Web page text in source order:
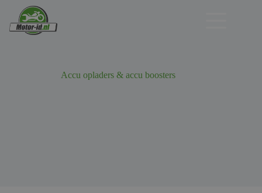
Accu opladers & accu boosters